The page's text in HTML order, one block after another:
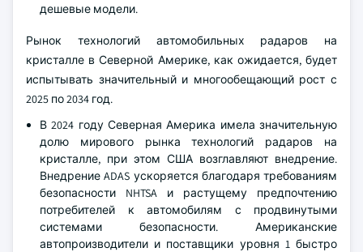
дешевые модели.
Рынок технологий автомобильных радаров на
кристалле в Северной Америке, как ожидается, будет
испытывать значительный и многообещающий рост с
2025 по 2034 год.
В 2024 году Северная Америка имела значительную
долю мирового рынка технологий радаров на
кристалле, при этом США возглавляют внедрение.
Внедрение ADAS ускоряется благодаря требованиям
безопасности NHTSA и растущему предпочтению
потребителей к автомобилям с продвинутыми
системами безопасности. Американские
автопроизводители и поставщики уровня 1 быстро